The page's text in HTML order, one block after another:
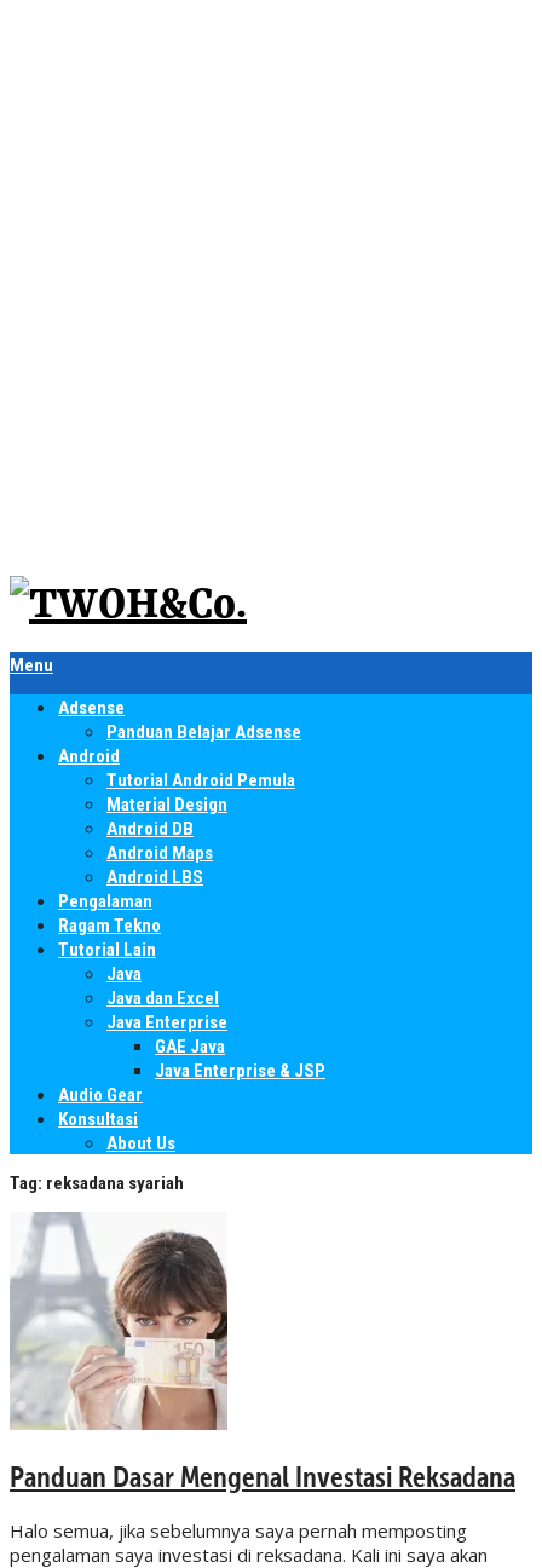
Menu
Adsense
Panduan Belajar Adsense
Android
Tutorial Android Pemula
Material Design
Android DB
Android Maps
Android LBS
Pengalaman
Ragam Tekno
Tutorial Lain
Java
Java dan Excel
Java Enterprise
GAE Java
Java Enterprise & JSP
Audio Gear
Konsultasi
About Us
Tag: reksadana syariah
Panduan Dasar Mengenal Investasi Reksadana
Halo semua, jika sebelumnya saya pernah memposting
pengalaman saya investasi di reksadana. Kali ini saya akan